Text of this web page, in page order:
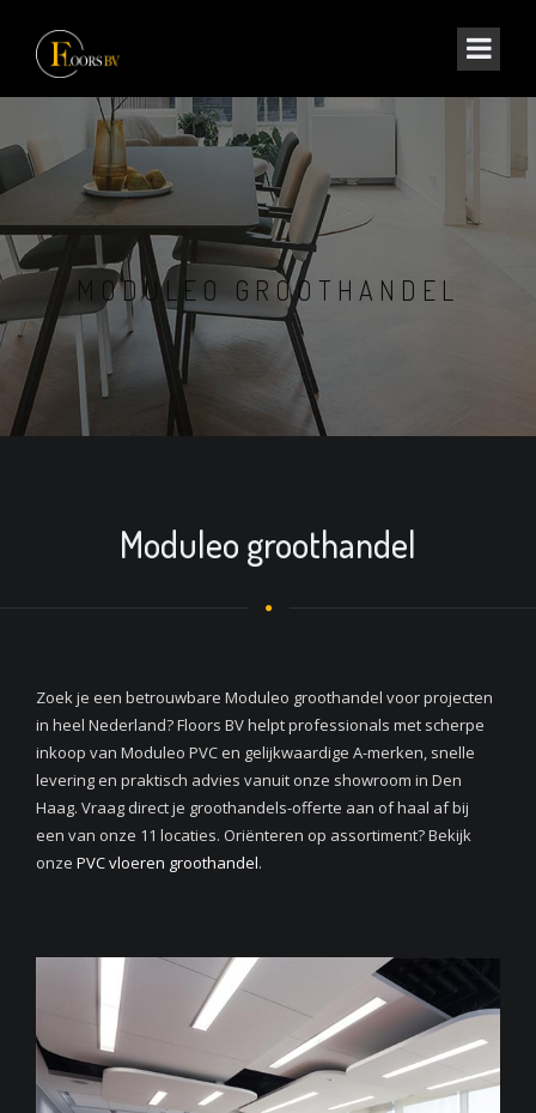
MODULEO GROOTHANDEL
Moduleo groothandel
Zoek je een betrouwbare Moduleo groothandel voor projecten
in heel Nederland? Floors BV helpt professionals met scherpe
inkoop van Moduleo PVC en gelijkwaardige A-merken, snelle
levering en praktisch advies vanuit onze showroom in Den
Haag. Vraag direct je groothandels-offerte aan of haal af bij
een van onze 11 locaties. Oriënteren op assortiment? Bekijk
onze PVC vloeren groothandel.